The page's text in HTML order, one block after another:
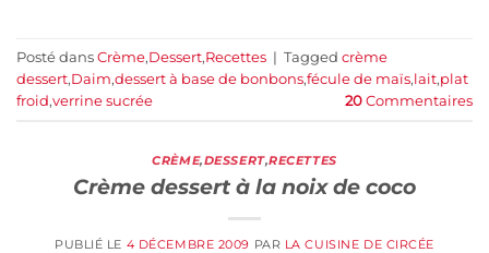
Posté dans Crème,Dessert,Recettes | Tagged crème
dessert,Daim,dessert à base de bonbons,fécule de maïs,lait,plat
froid,verrine sucrée 20 Commentaires
CRÈME,DESSERT,RECETTES
Crème dessert à la noix de coco
PUBLIÉ LE 4 DÉCEMBRE 2009 PAR LA CUISINE DE CIRCÉE